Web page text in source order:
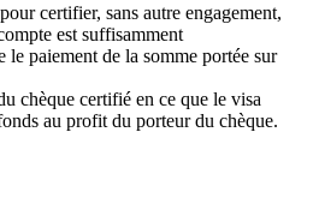
certifier, sans autre engagement,
est suffisamment
paiement de la somme portée sur
chèque certifié en ce que le visa
au profit du porteur du chèque.